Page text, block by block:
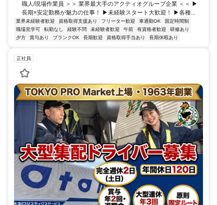
職人/現場作業員 ＞＞ 業界最大手のアクティオグループ企業 ＜＜ ▶
長期×安定勤務が魅力の仕事！ ▶未経験スタート大歓迎！ ▶各種...
業界未経験者歓迎 資格取得支援あり フリーター歓迎 車通勤OK
固定時間制
職場見学可
転勤なし 経験不問 未経験者歓迎 午前 有資格者歓迎
研修あり
夕方
賞与あり ブランクOK 長期歓迎 資格取得手当あり 長期休暇あり
正社員